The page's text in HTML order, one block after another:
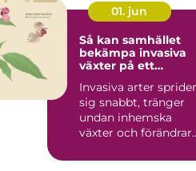
01. jun
Så kan samhället
bekämpa invasiva
växter på ett
Invasiva arter sprider
sig snabbt, tränger
undan inhemska
växter och förändrar
Kommu...